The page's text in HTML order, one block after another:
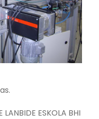
LANBIDE ESKOLA BHI